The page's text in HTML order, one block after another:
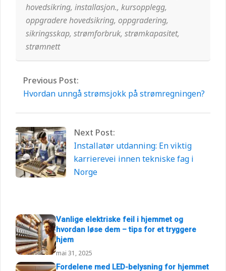
hovedsikring, installasjon., kursopplegg,
oppgradere hovedsikring, oppgradering,
sikringsskap, strømforbruk, strømkapasitet,
strømnett
Previous Post:
Hvordan unngå strømsjokk på
strømregningen?
Next Post:
Installatør utdanning: En viktig
Vanlige elektriske feil i hjemmet og
hvordan løse dem – tips for et tryggere
hjem